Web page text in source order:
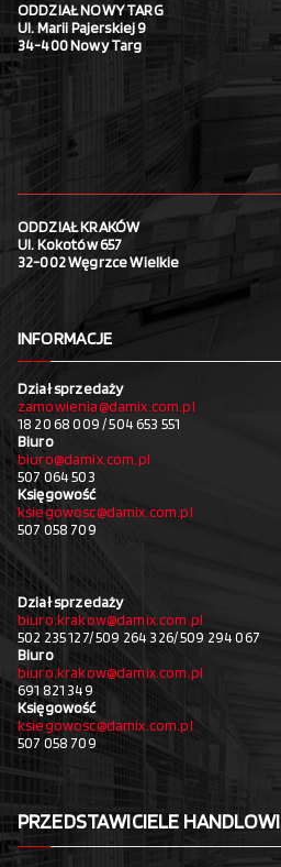
ODDZIAŁ NOWY TARG
Ul. Marii Pajerskiej 9
34-400 Nowy Targ
ODDZIAŁ KRAKÓW
Ul. Kokotów 657
32-002 Węgrzce Wielkie
INFORMACJE
Dział sprzedaży
zamowienia@damix.com.pl
18 20 68 009 / 504 653 551
Biuro
biuro@damix.com.pl
507 064 503
Księgowość
ksiegowosc@damix.com.pl
507 058 709
Dział sprzedaży
biuro.krakow@damix.com.pl
502 235 127/ 509 264 326/ 509 294 067
Biuro
biuro.krakow@damix.com.pl
691 821 349
Księgowość
ksiegowosc@damix.com.pl
507 058 709
PRZEDSTAWICIELE HANDLOWI